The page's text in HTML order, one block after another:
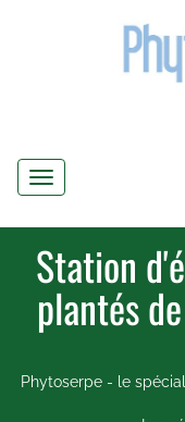
Navigation
Station
plantés
Phytoserpe - le